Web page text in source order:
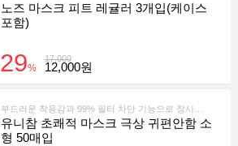
노즈 마스크 피트 레귤러 3개입(케이스
포함)
17,000
29% 12,000원
유니참 초쾌적 마스크 극상 귀편안함 소
형 50매입